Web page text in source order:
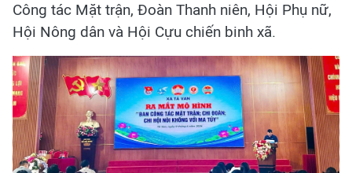
Công tác Mặt trận, Đoàn Thanh niên, Hội Phụ nữ,
Hội Nông dân và Hội Cựu chiến binh xã.